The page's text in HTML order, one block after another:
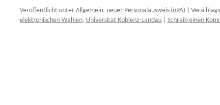
Veröffentlicht unter Allgemein, neuer Personalausweis (nPA)
elektronischen Wahlen, Universität Koblenz-Landau Schreib einen